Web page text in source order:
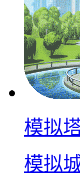
模拟
模拟